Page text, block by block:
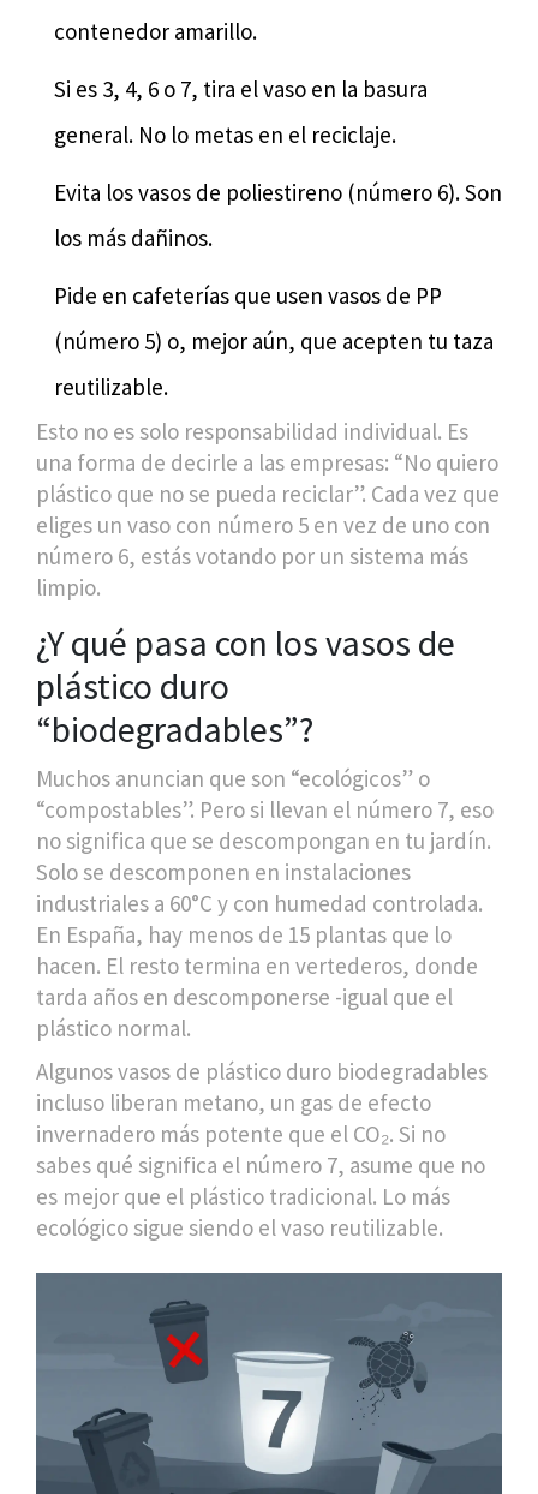
contenedor amarillo.
Si es 3, 4, 6 o 7, tira el vaso en la basura
general. No lo metas en el reciclaje.
Evita los vasos de poliestireno (número 6). Son
los más dañinos.
Pide en cafeterías que usen vasos de PP
(número 5) o, mejor aún, que acepten tu taza
reutilizable.
Esto no es solo responsabilidad individual. Es
una forma de decirle a las empresas: “No quiero
plástico que no se pueda reciclar”. Cada vez que
eliges un vaso con número 5 en vez de uno con
número 6, estás votando por un sistema más
limpio.
¿Y qué pasa con los vasos de
plástico duro
“biodegradables”?
Muchos anuncian que son “ecológicos” o
“compostables”. Pero si llevan el número 7, eso
no significa que se descompongan en tu jardín.
Solo se descomponen en instalaciones
industriales a 60°C y con humedad controlada.
En España, hay menos de 15 plantas que lo
hacen. El resto termina en vertederos, donde
tarda años en descomponerse -igual que el
plástico normal.
Algunos vasos de plástico duro biodegradables
incluso liberan metano, un gas de efecto
invernadero más potente que el CO₂. Si no
sabes qué significa el número 7, asume que no
es mejor que el plástico tradicional. Lo más
ecológico sigue siendo el vaso reutilizable.